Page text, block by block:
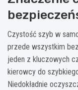
Czystość szyb w
przede wszystkim
jeden z kluczowych
kierowcy do
Niedokładnie